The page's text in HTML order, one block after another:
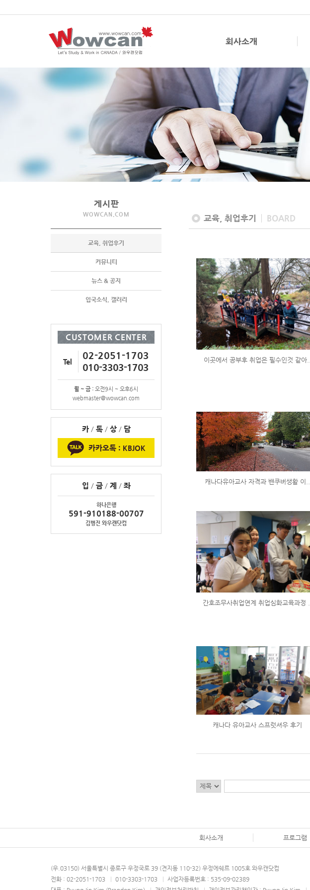
회사소개
게시판
WOWCAN.COM
교육, 취업후기
커뮤니티
뉴스 & 공지
입국소식, 갤러리
CUSTOMER CENTER
Tel
02-2051-1703
010-3303-1703
월 ~ 금 : 오전9시 ~ 오후6시
webmaster@wowcan.com
카 /톡 /상 /담
카카오톡 : KBJOK
입 /금 /계 /좌
하나은행
591-910188-00707
김병진 와우캔닷컴
교육, 취업후기 BOARD
이곳에서 공부후 취업은 필수인것 같아..
캐나다유아교사 자격과 밴쿠버생활 이..
간호조무사취업연계 취업심화교육과정 ..
캐나다 유아교사 스프럿셔우 후기
회사소개 프로그램
(우.03150) 서울특별시 종로구 우정국로 39 (견지동 110-32) 우정에쉐르 1005호 와우캔닷컴
전화 : 02-2051-1703
010-3303-1703
사업자등록번호 : 535-09-02389